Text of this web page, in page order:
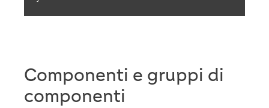
Componenti e gruppi di
componenti